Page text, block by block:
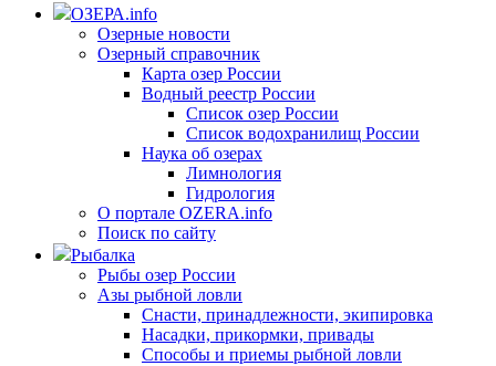
ОЗЕРА.info
Озерные новости
Озерный справочник
Карта озер России
Водный реестр России
Список озер России
Список водохранилищ России
Наука об озерах
Лимнология
Гидрология
О портале OZERA.info
Поиск по сайту
Рыбалка
Рыбы озер России
Азы рыбной ловли
Снасти, принадлежности, экипировка
Насадки, прикормки, привады
Способы и приемы рыбной ловли